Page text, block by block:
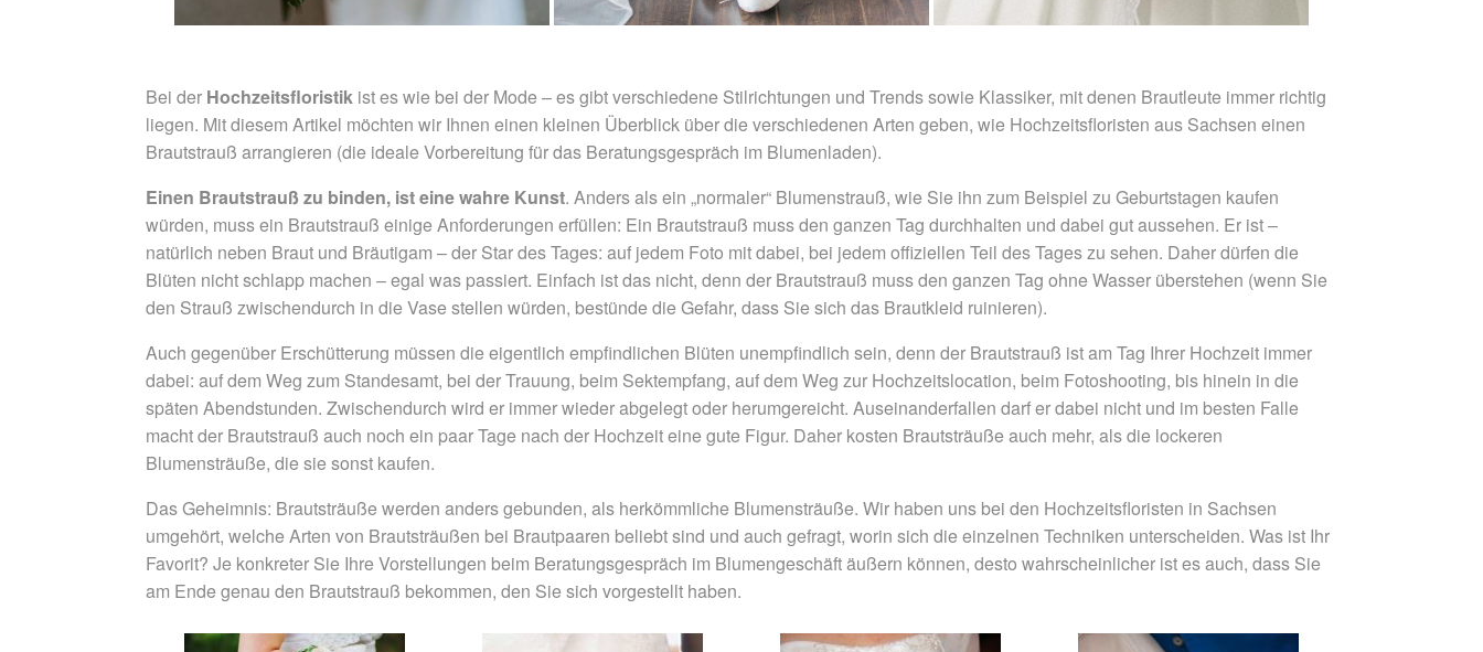
Bei der Hochzeitsfloristik ist es wie bei der Mode – es gibt verschiedene Stilrichtungen und Trends sowie Klassiker, mit denen Brautleute immer richtig
liegen. Mit diesem Artikel möchten wir Ihnen einen kleinen Überblick über die verschiedenen Arten geben, wie Hochzeitsfloristen aus Sachsen einen
Brautstrauß arrangieren (die ideale Vorbereitung für das Beratungsgespräch im Blumenladen).
Einen Brautstrauß zu binden, ist eine wahre Kunst. Anders als ein „normaler“ Blumenstrauß, wie Sie ihn zum Beispiel zu Geburtstagen kaufen
würden, muss ein Brautstrauß einige Anforderungen erfüllen: Ein Brautstrauß muss den ganzen Tag durchhalten und dabei gut aussehen. Er ist –
natürlich neben Braut und Bräutigam – der Star des Tages: auf jedem Foto mit dabei, bei jedem offiziellen Teil des Tages zu sehen. Daher dürfen die
Blüten nicht schlapp machen – egal was passiert. Einfach ist das nicht, denn der Brautstrauß muss den ganzen Tag ohne Wasser überstehen (wenn Sie
den Strauß zwischendurch in die Vase stellen würden, bestünde die Gefahr, dass Sie sich das Brautkleid ruinieren).
Auch gegenüber Erschütterung müssen die eigentlich empfindlichen Blüten unempfindlich sein, denn der Brautstrauß ist am Tag Ihrer Hochzeit immer
dabei: auf dem Weg zum Standesamt, bei der Trauung, beim Sektempfang, auf dem Weg zur Hochzeitslocation, beim Fotoshooting, bis hinein in die
späten Abendstunden. Zwischendurch wird er immer wieder abgelegt oder herumgereicht. Auseinanderfallen darf er dabei nicht und im besten Falle
macht der Brautstrauß auch noch ein paar Tage nach der Hochzeit eine gute Figur. Daher kosten Brautsträuße auch mehr, als die lockeren
Blumensträuße, die sie sonst kaufen.
Das Geheimnis: Brautsträuße werden anders gebunden, als herkömmliche Blumensträuße. Wir haben uns bei den Hochzeitsfloristen in Sachsen
umgehört, welche Arten von Brautsträußen bei Brautpaaren beliebt sind und auch gefragt, worin sich die einzelnen Techniken unterscheiden. Was ist Ihr
Favorit? Je konkreter Sie Ihre Vorstellungen beim Beratungsgespräch im Blumengeschäft äußern können, desto wahrscheinlicher ist es auch, dass Sie
am Ende genau den Brautstrauß bekommen, den Sie sich vorgestellt haben.